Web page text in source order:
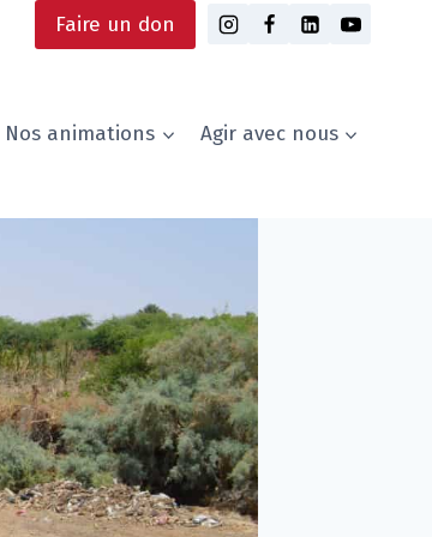
Faire un don
Nos animations Agir avec nous